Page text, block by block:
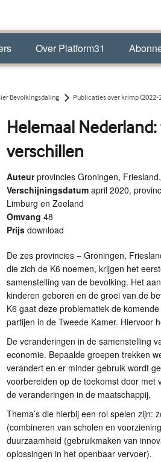
Over Platform31
Bevolkingsdaling Publicaties over krimp (2022-
Helemaal
verschillen
Auteurprovincies Groningen,
Verschijningsdatum april 2020,
Limburg en Zeeland
Omvang 48
Prijs download
De zes provincies – Groningen,
die zich de K6 noemen, krijgen het
samenstelling van de bevolking. Het
kinderen geboren en de groei van de
K6 gaat deze problematiek de
partijen in de Tweede Kamer. Hiervoor
De veranderingen in de samenstelling
economie. Bepaalde groepen trekken
verandert en er minder gebruik wordt
voorbereiden op de toekomst door met
de veranderingen in de maatschappij,
Thema’s die hierbij een rol spelen zijn:
(combineren van scholen en
duurzaamheid (gebruikmaken van
oplossingen in het openbaar vervoer).